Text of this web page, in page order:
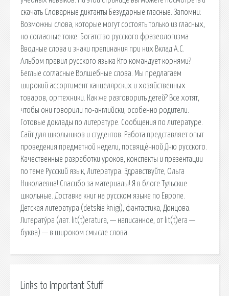
скачать Словарные диктанты Безударные гласные. Запомни:
Возможны слова, которые могут состоять только из гласных,
но согласные тоже. Богатство русского фразеологизма
Вводные слова и знаки препинания при них Вклад А.С.
Альбом правил русского языка Кто командует корнями?
Беглые согласные Волшебные слова. Мы предлагаем
широкий ассортимент канцелярских и хозяйственных
товаров, оргтехники. Как же разговорить детей? Все хотят,
чтобы они говорили по-английски, особенно родители.
Готовые доклады по литературе. Сообщения по литературе.
Сайт для школьников и студентов. Работа представляет опыт
проведения предметной недели, посвящённой Дню русского.
Качественные разработки уроков, конспекты и презентации
по теме Русский язык, Литература. Здравствуйте, Ольга
Николаевна! Спасибо за материалы! Я в блоге Тульские
школьные. Доставка книг на русском языке по Европе.
Детская литература (detskie knigi), фантастика, Донцова.
Литерату́ра (лат. lit(t)eratura, — написанное, от lit(t)era —
буква) — в широком смысле слова.
Links to Important Stuff